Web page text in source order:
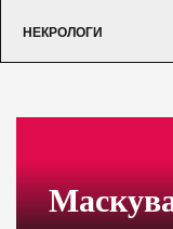
НЕКРОЛОГИ